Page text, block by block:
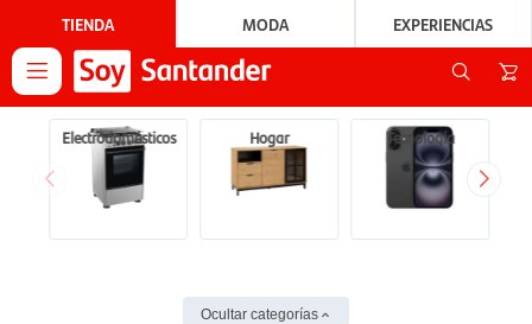
TIENDA MODA EXPERIENCIAS

Electrodomésticos Hogar Tecnología
Ocultar categorías